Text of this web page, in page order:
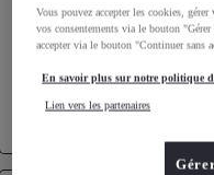
Transmission
Transmission
Vous pouvez accepter les cookies,
vos consentements via le bouton
accepter via le bouton "Continuer sans
En savoir plus sur notre politique
Lien vers les partenaires